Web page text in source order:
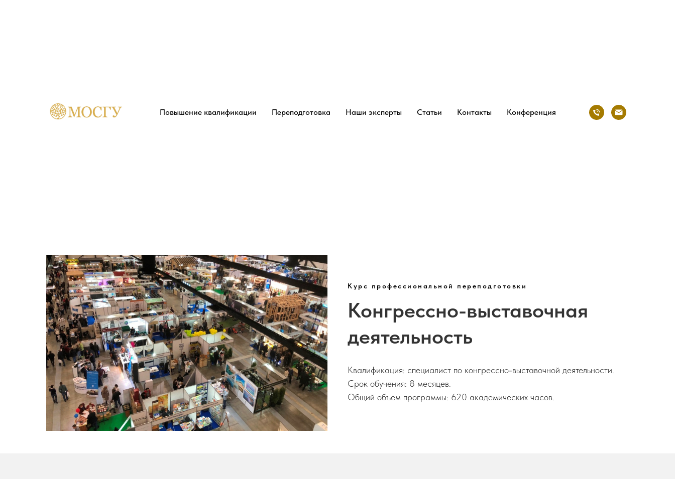
Повышение квалификации Переподготовка Наши эксперты Статьи Контакты Конференция
Курс профессиональной переподготовки
Конгрессно-выставочная
деятельность
Квалификация: специалист по конгрессно-выставочной деятельности.
Срок обучения: 8 месяцев.
Общий объем программы: 620 академических часов.